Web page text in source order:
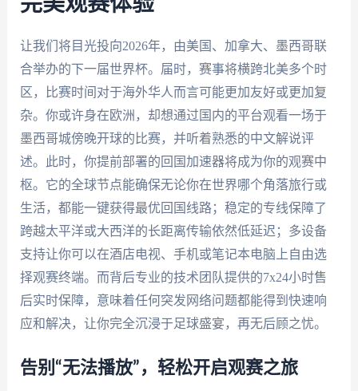
让我们将目光投向2026年，由美国、加拿大、墨西哥联
合举办的下一届世界杯。届时，赛事将横跨北美多个时
区，比赛时间对于海外华人而言可能更加友好或更加复
杂。你或许身在欧洲，却想通过国内的平台观看一场于
墨西哥城傍晚开球的比赛，并听着熟悉的中文解说评
述。此时，你提前部署的回国加速器将成为你的观赛中
枢。它的全球节点能确保无论你在世界哪个角落旅行或
生活，都能一键获得最优回国线路；稳定的专线保障了
跨越太平洋或大西洋的长距离传输依然低延迟；多设备
支持让你可以在酒店电视、手机或笔记本电脑上自由选
择观赛终端。而背后专业的技术团队提供的7x24小时售
后实时保障，意味着任何突发网络问题都能得到快速响
应和解决，让你完全沉浸于足球盛宴，再无后顾之忧。
告别“无法播放”，轻松开启观赛之旅